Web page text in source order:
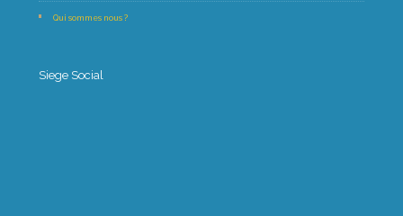
Qui sommes nous ?
Siege Social